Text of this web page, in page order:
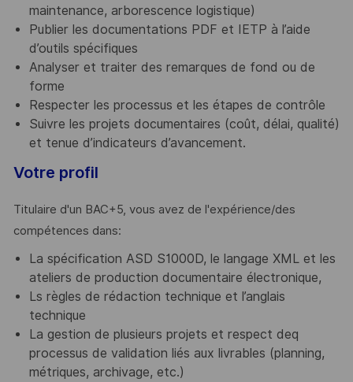
maintenance, arborescence logistique)
Publier les documentations PDF et IETP à l’aide
d’outils spécifiques
Analyser et traiter des remarques de fond ou de
forme
Respecter les processus et les étapes de contrôle
Suivre les projets documentaires (coût, délai, qualité)
et tenue d’indicateurs d’avancement.
Votre profil
Titulaire d'un BAC+5, vous avez de l'expérience/des
compétences dans:
La spécification ASD S1000D, le langage XML et les
ateliers de production documentaire électronique,
Ls règles de rédaction technique et l’anglais
technique
La gestion de plusieurs projets et respect deq
processus de validation liés aux livrables (planning,
métriques, archivage, etc.)